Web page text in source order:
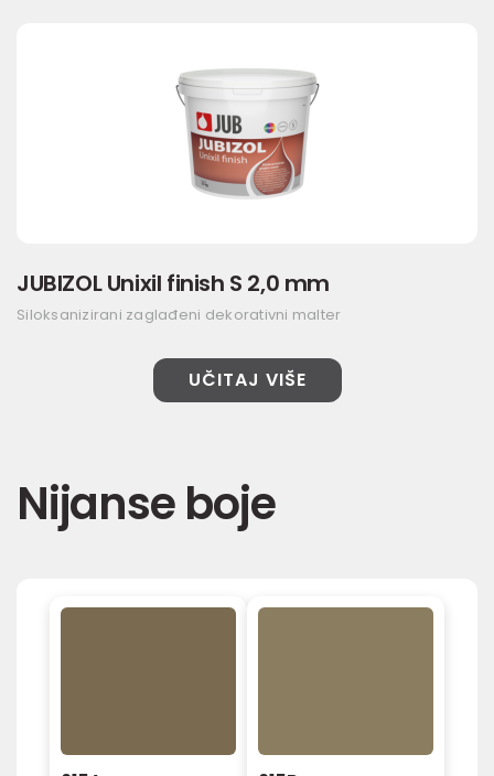
JUBIZOL Unixil finish S 2,0 mm
Siloksanizirani zaglađeni dekorativni malter
UČITAJ VIŠE
Nijanse boje